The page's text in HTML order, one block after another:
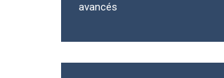
avancés